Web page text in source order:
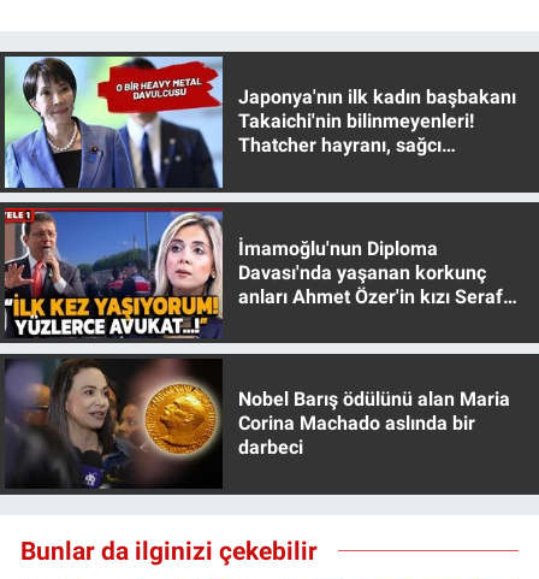
Japonya'nın ilk kadın başbakanı
Takaichi'nin bilinmeyenleri!
Thatcher hayranı, sağcı
İmamoğlu'nun Diploma
Davası'nda yaşanan korkunç
anları Ahmet Özer'in kızı Seraf
Nobel Barış ödülünü alan Maria
Corina Machado aslında bir
darbeci
Bunlar da ilginizi çekebilir
Programlar
Sağlık
Spor
Teknoloji
Türkiye'nin Geleceği
Türkiye'nin Gündemi
Yerel Gündem
Canlı Yayın